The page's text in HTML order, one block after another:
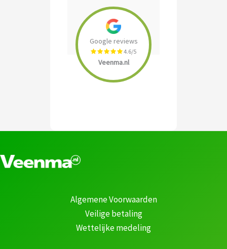
Google reviews
4.6/5
Veenma.nl
Algemene Voorwaarden
Veilige betaling
Wettelijke medeling